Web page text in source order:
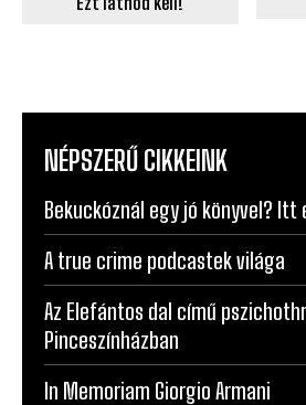
NÉPSZERŰ CIKKEINK
Bekuckóznál egy jó könyvel? Itt
A true crime podcastek világa
Az Elefántos dal című
Pinceszínházban
In Memoriam Giorgio Armani